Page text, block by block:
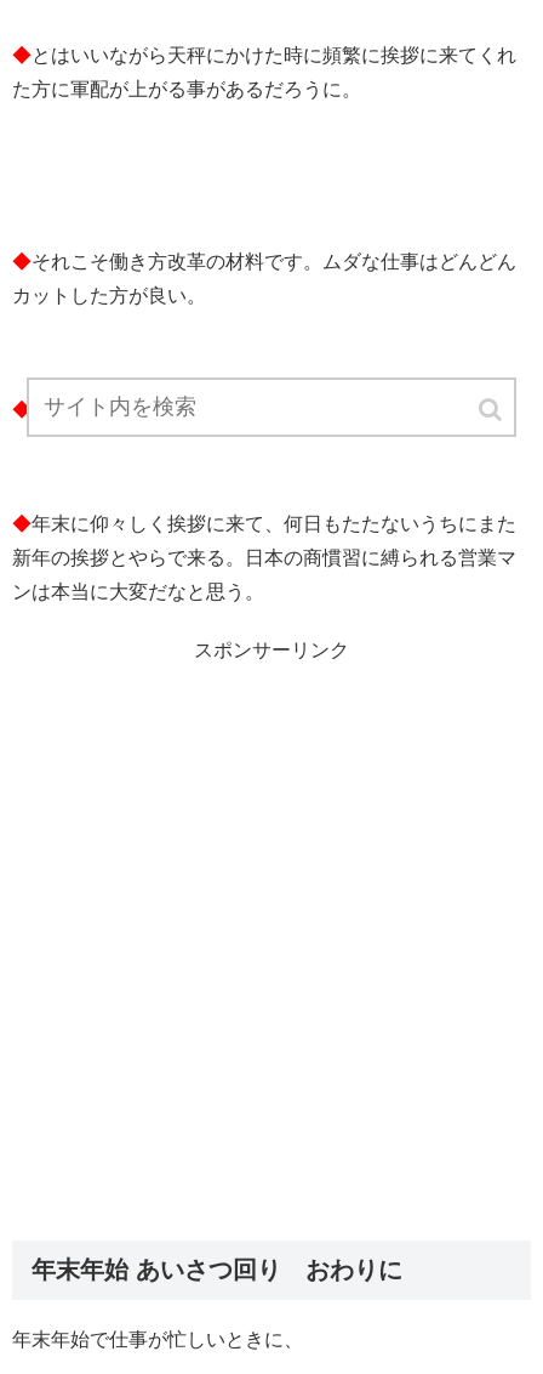
◆とはいいながら天秤にかけた時に頻繁に挨拶に来てくれ
た方に軍配が上がる事があるだろうに。
◆それこそ働き方改革の材料です。ムダな仕事はどんどん
カットした方が良い。
◆ 年末年始あいさつ回りは迷惑。
◆年末に仰々しく挨拶に来て、何日もたたないうちにまた
新年の挨拶とやらで来る。日本の商慣習に縛られる営業マ
ンは本当に大変だなと思う。
スポンサーリンク
年末年始 あいさつ回り おわりに
年末年始で仕事が忙しいときに、